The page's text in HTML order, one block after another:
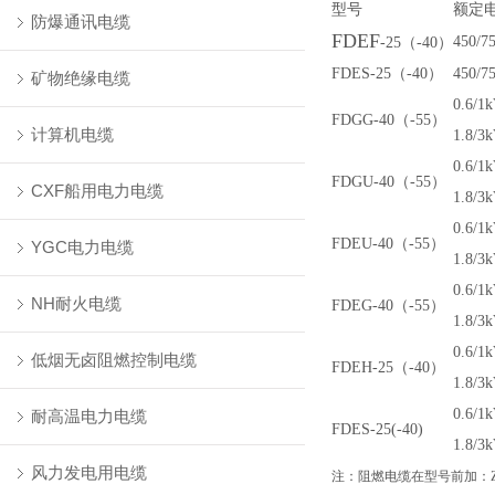
防爆通讯电缆
矿物绝缘电缆
计算机电缆
CXF船用电力电缆
YGC电力电缆
NH耐火电缆
低烟无卤阻燃控制电缆
耐高温电力电缆
风力发电用电缆
型号 额定
FDEF-25 （-40） 450/
FDES-25 （-40） 450/
FDGG-40 （-55）
0.6/
1.8/
FDGU-40 （-55）
0.6/
1.8/
FDEU-40 （-55）
0.6/
1.8/
FDEG-40 （-55）
0.6/
1.8/
FDEH-25 （-40）
0.6/
1.8/
FDES-25(-40)
0.6/
1.8/
注：阻燃电缆在型号前加：